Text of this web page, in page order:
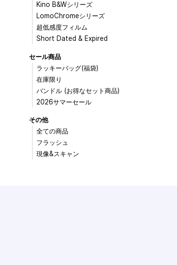
Kino B&Wシリーズ
LomoChromeシリーズ
超低感度フィルム
Short Dated & Expired
セール商品
ラッキーバッグ(福袋)
在庫限り
バンドル (お得なセット商品)
2026サマーセール
その他
全ての商品
フラッシュ
現像&スキャン